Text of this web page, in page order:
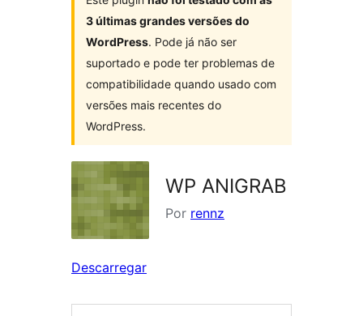
3 últimas grandes versões do
WordPress. Pode já não ser
suportado e pode ter problemas de
compatibilidade quando usado com
versões mais recentes do
WordPress.
WP ANIGRAB
Por rennz
Descarregar